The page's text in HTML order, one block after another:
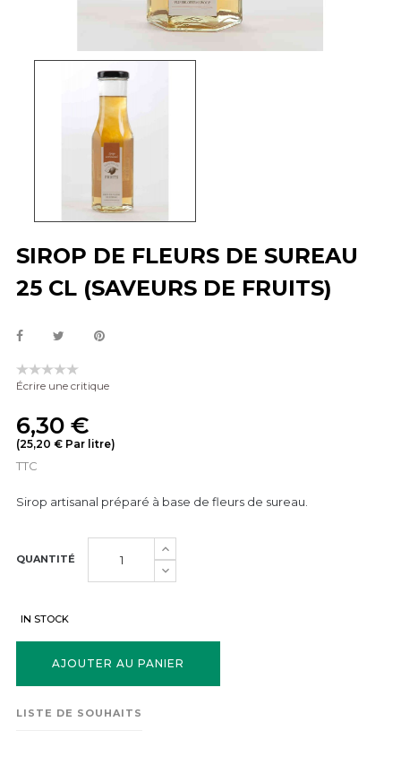
SIROP DE FLEURS DE SUREAU
25 CL (SAVEURS DE FRUITS)
Écrire une critique
6,30 €
(25,20 € Par litre)
TTC
Sirop artisanal préparé à base de fleurs de sureau.
QUANTITÉ
IN STOCK
AJOUTER AU PANIER
LISTE DE SOUHAITS